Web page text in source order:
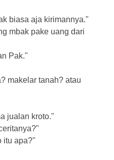
biasa aja kirimannya."
mbak pake uang dari
Pak."
makelar tanah? atau
jualan kroto."
itu apa?"